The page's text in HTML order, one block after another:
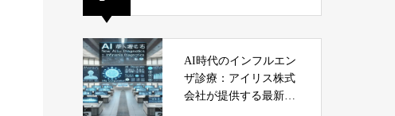
AI時代のインフルエン
ザ診療：アイリス株式
会社が提供する最新サ